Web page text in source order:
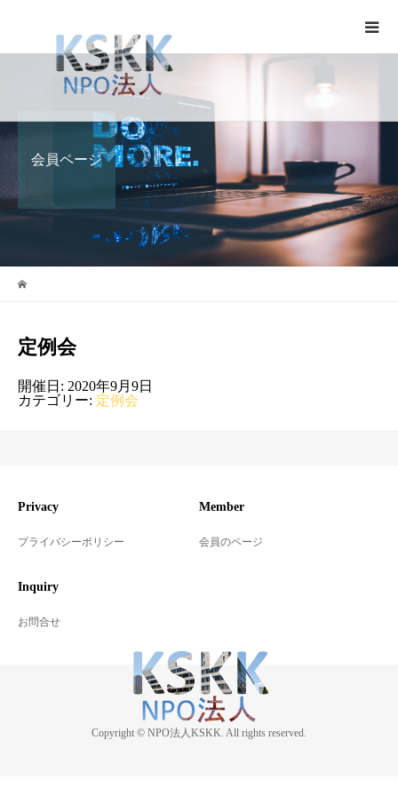
会員ページ
定例会
開催日: 2020年9月9日
カテゴリー: 定例会
Privacy
プライバシーポリシー
Member
会員のページ
Inquiry
お問合せ
Copyright © NPO法人KSKK. All rights reserved.